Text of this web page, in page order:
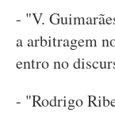
- "V.
a arbitragem
entro no
- "Rodrigo